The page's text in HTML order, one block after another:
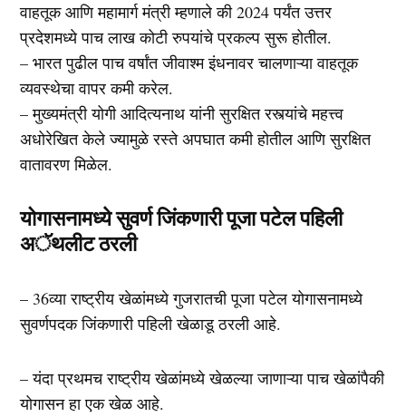
वाहतूक आणि महामार्ग मंत्री म्हणाले की 2024 पर्यंत उत्तर
प्रदेशमध्ये पाच लाख कोटी रुपयांचे प्रकल्प सुरू होतील.
– भारत पुढील पाच वर्षांत जीवाश्म इंधनावर चालणाऱ्या वाहतूक
व्यवस्थेचा वापर कमी करेल.
– मुख्यमंत्री योगी आदित्यनाथ यांनी सुरक्षित रस्त्यांचे महत्त्व
अधोरेखित केले ज्यामुळे रस्ते अपघात कमी होतील आणि सुरक्षित
वातावरण मिळेल.
योगासनामध्ये सुवर्ण जिंकणारी पूजा पटेल पहिली
अॅथलीट ठरली
– 36व्या राष्ट्रीय खेळांमध्ये गुजरातची पूजा पटेल योगासनामध्ये
सुवर्णपदक जिंकणारी पहिली खेळाडू ठरली आहे.
– यंदा प्रथमच राष्ट्रीय खेळांमध्ये खेळल्या जाणाऱ्या पाच खेळांपैकी
योगासन हा एक खेळ आहे.